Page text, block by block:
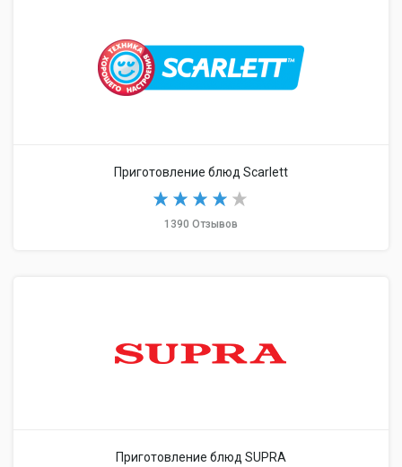
Приготовление блюд Scarlett
1390 Отзывов
Приготовление блюд SUPRA